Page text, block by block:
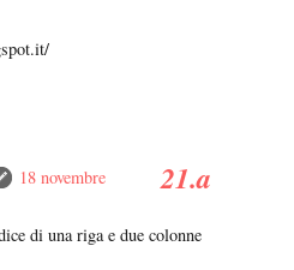
18 novembre
di una riga e due colonne